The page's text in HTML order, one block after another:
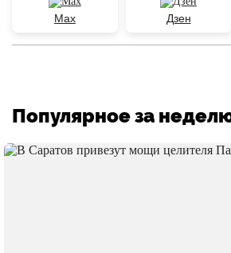
Max Дзен
Популярное за